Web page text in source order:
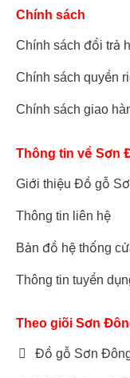
Chính sách
Chính sách đổi trả
Chính sách quyền
Chính sách giao
Thông tin về Sơn
Giới thiệu Đồ gỗ
Thông tin liên hệ
Bản đồ hệ thống
Thông tin tuyển
Theo giõi Sơn
Đồ gỗ Sơn